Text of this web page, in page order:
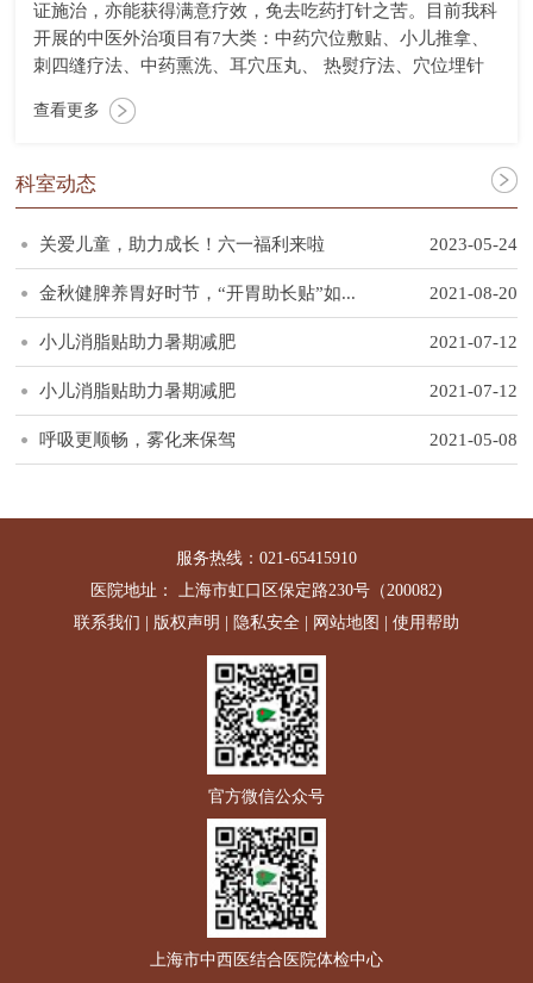
证施治，亦能获得满意疗效，免去吃药打针之苦。目前我科
开展的中医外治项目有7大类：中药穴位敷贴、小儿推拿、
刺四缝疗法、中药熏洗、耳穴压丸、 热熨疗法、穴位埋针
查看更多
科室动态
关爱儿童，助力成长！六一福利来啦 2023-05-24
金秋健脾养胃好时节，“开胃助长贴”如... 2021-08-20
小儿消脂贴助力暑期减肥 2021-07-12
小儿消脂贴助力暑期减肥 2021-07-12
呼吸更顺畅，雾化来保驾 2021-05-08
服务热线：021-65415910
医院地址： 上海市虹口区保定路230号（200082)
联系我们
版权声明 隐私安全 网站地图 使用帮助
官方微信公众号
上海市中西医结合医院体检中心